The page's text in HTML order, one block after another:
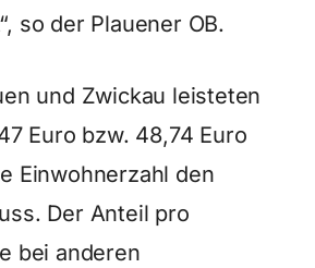
so der Plauener OB.
und Zwickau leisteten
Euro bzw. 48,74 Euro
Einwohnerzahl den
Der Anteil pro
bei anderen